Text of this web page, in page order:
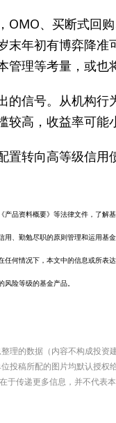
、买断式回
年初有博弈降
理等考量，或也
信号。从机构
高，收益率可能
转向高等级信
品资料概要》等法律文件，了
、勤勉尽职的原则管理和运用
何情况下，本文中的信息或所
险等级的基金产品。
的数据（内容不构成投资
稿所配的图片均默认授权
传递更多信息，并不代表